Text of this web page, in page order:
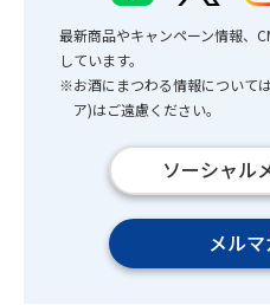
最新商品やキャンペーン情報、
しています。
※お酒にまつわる情報について
ア)はご遠慮ください。
ソーシャル
メル